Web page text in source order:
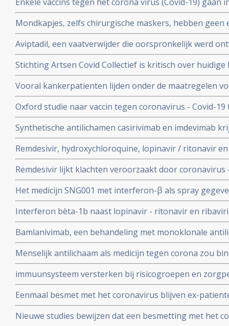
onderzocht worden na goede resultaten bij groepen
Mondkapjes, zelfs chirurgische maskers, hebben
tientallen gerandomiseerde studies. Dit in
Nederlandse regering van ons eist.
Aviptadil, een vaatverwijder die oorspronkelijk werd
te behandelen geeft betere overleving bij ernstig zieke
procent versus 27 procent
Stichting Artsen Covid Collectief is kritisch over
het coronavirus - Covid-19 en pleit voor veel meer
Vooral kankerpatienten lijden onder de maatregelen
omdat hun behandelingen en diagnoses te lang
Oxford studie naar vaccin tegen coronavirus - Covid-
immuunrespons bij ouderen (55+), de groep met het
Synthetische antilichamen casirivimab en imdevimab
authorization (EUA) voor gebruik bij patienten besmet
met milde klachten
Remdesivir, hydroxychloroquine, lopinavir / ritonavir
geen effect als behandeling van patienten
coronabesmetting.
Remdesivir lijkt klachten veroorzaakt door coronavirus
maar is weinig bewijs voor.
Het medicijn SNG001 met interferon-β als spray
bij patienten besmet met het coronavirus - Covid-19
ziekenhuis.
Interferon bèta-1b naast lopinavir - ritonavir en
behandeling van patiënten met COVID-19 dan
Interferon bèta-1b
Bamlanivimab, een behandeling met monoklonale
met het coronavirus - Covid-19 krijgt toestemming van
uitstekende resultaten.
Menselijk antilichaam als medicijn tegen corona zou
kunnen leveren volgens onderzoekers van Erasmus MC
immuunsysteem versterken bij risicogroepen en
wachten op vaccin, aldus Immunoloog dr. Carla Peeters
Eenmaal besmet met het coronavirus blijven ex-
studie. Immuniteit voor Covid-19-infectie blijft
waarschijnlijk langer dan dat.
Nieuwe studies bewijzen dat een besmetting met het